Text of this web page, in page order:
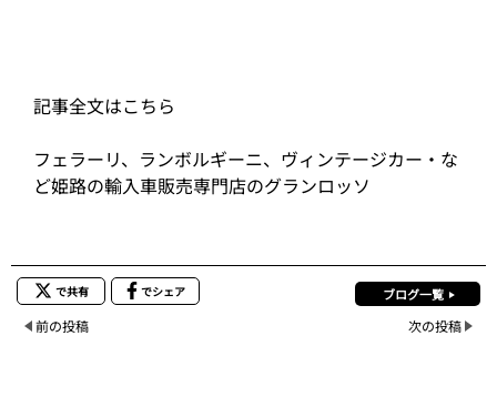
記事全文はこちら
フェラーリ、ランボルギーニ、ヴィンテージカー・な
ど姫路の輸入車販売専門店のグランロッソ
で共有 でシェア ブログ一覧
前の投稿 次の投稿